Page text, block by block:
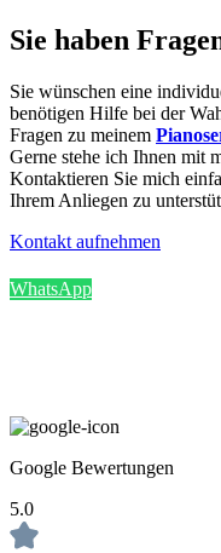
Sie haben
Sie wünschen eine
benötigen Hilfe bei der
Fragen zu meinem
Gerne stehe ich Ihnen mit
Kontaktieren Sie mich
Ihrem Anliegen zu
Kontakt aufnehmen
WhatsApp
Google Bewertungen
5.0